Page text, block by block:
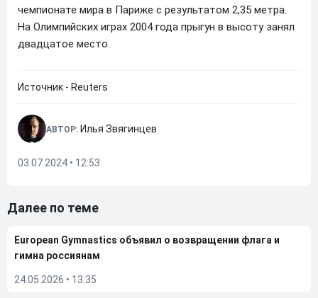
чемпионате мира в Париже с результатом 2,35 метра.
На Олимпийских играх 2004 года прыгун в высоту занял
двадцатое место.
Источник - Reuters
АВТОР: Илья Звягинцев
03.07.2024 • 12:53
Далее по теме
European Gymnastics объявил о возвращении флага и
гимна россиянам
24.05.2026 • 13:35